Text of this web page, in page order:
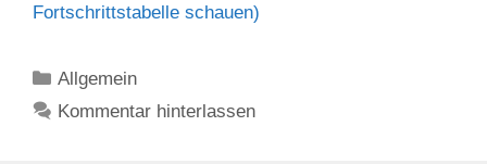
Fortschrittstabelle schauen)
Kategorien
Allgemein
Kommentar hinterlassen